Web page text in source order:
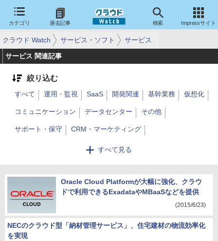
カテゴリ 過去記事 検索 Impressサイト
クラウド Watch サービス・ソフト サービス
サービス 関連記事
絞り込む
すべて見る
すべて 運用・監視 SaaS 開発関連 基幹業務 仮想化
コミュニケーション データセンター その他
サポート・保守 CRM・マーケティング
業務関連 BPO・アウトソーシング
Oracle Cloud Platformが大幅に強化、クラウ
ドで利用できるExadataやMBaaSなどを提供
(2015/6/23)
NECのクラウド型「納材管理サービス」、住宅建材の物流効率化
を実現